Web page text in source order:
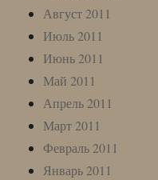
Август 2011
Июль 2011
Июнь 2011
Май 2011
Апрель 2011
Март 2011
Февраль 2011
Январь 2011